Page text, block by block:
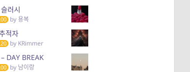
러시
by용복
적자
by KRimmer
DAY BREAK
by 남이랑